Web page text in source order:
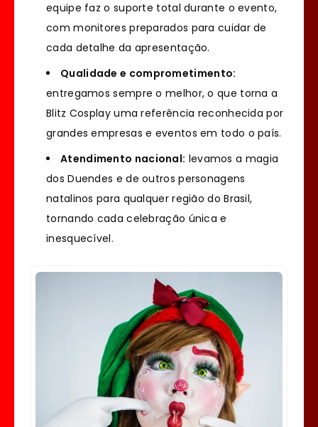
equipe faz o suporte total durante o evento,
com monitores preparados para cuidar de
cada detalhe da apresentação.
Qualidade e comprometimento:
entregamos sempre o melhor, o que torna a
Blitz Cosplay uma referência reconhecida por
grandes empresas e eventos em todo o país.
Atendimento nacional: levamos a magia
dos Duendes e de outros personagens
natalinos para qualquer região do Brasil,
tornando cada celebração única e
inesquecível.